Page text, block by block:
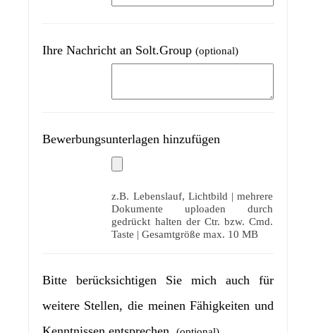
Ihre Nachricht an Solt.Group (optional)
Bewerbungsunterlagen hinzufügen
z.B. Lebenslauf, Lichtbild | mehrere
Dokumente uploaden durch
gedrückt halten der Ctr. bzw. Cmd.
Taste | Gesamtgröße max. 10 MB
Bitte berücksichtigen Sie mich auch für
weitere Stellen, die meinen Fähigkeiten und